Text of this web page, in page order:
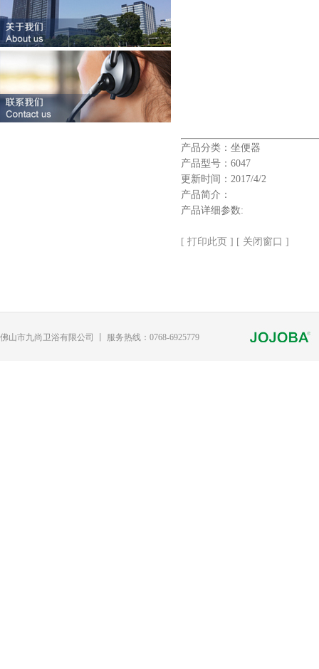
产品分类：坐便器
产品型号：6047
更新时间：2017/4/2
产品简介：
产品详细参数:
[ 打印此页 ] [ 关闭窗口 ]
佛山市九尚卫浴有限公司 丨 服务热线：0768-6925779